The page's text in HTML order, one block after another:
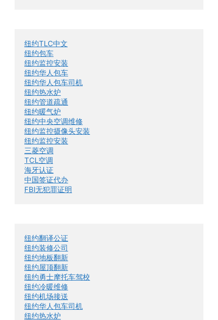
纽约TLC中文
纽约包车
纽约监控安装
纽约华人包车
纽约华人包车司机
纽约热水炉
纽约管道疏通
纽约暖气炉
纽约中央空调维修
纽约监控摄像头安装
纽约监控安装
三菱空调
TCL空调
海牙认证
中国签证代办
FBI无犯罪证明
纽约翻译公证
纽约装修公司
纽约地板翻新
纽约屋顶翻新
纽约勇士摩托车驾校
纽约冷暖维修
纽约机场接送
纽约华人包车司机
纽约热水炉